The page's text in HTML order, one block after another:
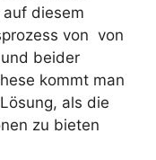
diesem
von von
beider
kommt man
als die
zu bieten